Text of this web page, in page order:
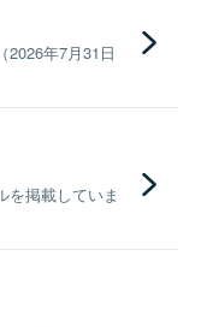
2026年7月31日
を掲載していま